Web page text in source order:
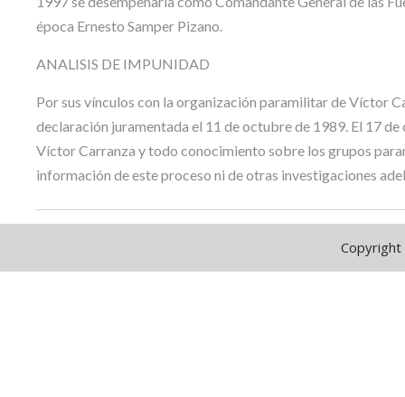
época Ernesto Samper Pizano.
ANALISIS DE IMPUNIDAD
Por sus vínculos con la organización paramilitar de Víctor
declaración juramentada el 11 de octubre de 1989. El 17
Víctor Carranza y todo conocimiento sobre los grupos
información de este proceso ni de otras investigaciones
Copyright